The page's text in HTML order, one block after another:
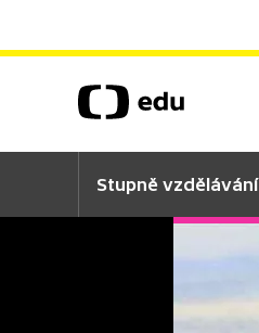
Stupně vzdělávání